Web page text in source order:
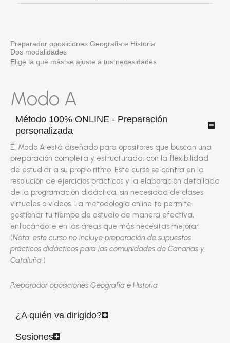
Preparador oposiciones Geografia e Historia
Dos modalidades
Elige la que más se ajuste a tus necesidades
Modo A
Método 100% ONLINE - Preparación
personalizada
El Modo A está diseñado para opositores que buscan una
preparación completa y estructurada, con la flexibilidad
de estudiar a su propio ritmo. Este curso se centra en la
resolución de ejercicios prácticos y la elaboración detallada
de la programación didáctica, sin necesidad de clases
virtuales o vídeos. La metodología online te permite
gestionar tu tiempo de estudio de manera efectiva,
enfocándote en las áreas que más necesitas mejorar.
(Nota: este curso no incluye preparación de supuestos
prácticos didácticos para las comunidades de Canarias y
Cataluña.)
Preparador oposiciones Geografía e Historia.
¿A quién va dirigido?
Sesiones